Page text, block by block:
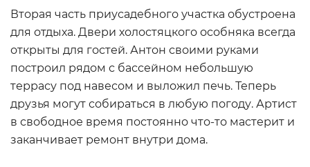
ФОТО: peopletalk.ru
Вторая часть приусадебного участка обустроена
для отдыха. Двери холостяцкого особняка всегда
открыты для гостей. Антон своими руками
построил рядом с бассейном небольшую
террасу под навесом и выложил печь. Теперь
друзья могут собираться в любую погоду. Артист
в свободное время постоянно что-то мастерит и
заканчивает ремонт внутри дома.